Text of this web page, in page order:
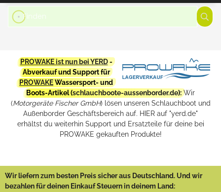
PROWAKE ist nun bei YERD-
Abverkauf und Support für
PROWAKEWassersport- und
Boots-Artikel (schlauchboote-aussenborder.de): Wir
(Motorgeräte Fischer GmbH) lösen unseren Schlauchboot und
Außenborder Geschäftsbereich auf. HIER auf "yerd.de"
erhältst du weiterhin Support und Ersatzteile für deine bei
PROWAKE gekauften Produkte!
Wir liefern zum besten Preis sicher aus Deutschland. Und wir
bezahlen für deinen Einkauf Steuern in deinem Land: